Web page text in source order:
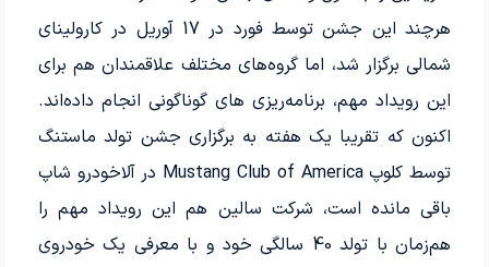
هرچند این جشن توسط فورد در 17 آوریل در کارولینای
شمالی برگزار شد، اما گروه‌های مختلف علاقمندان هم برای
این رویداد مهم، برنامه‌­ریزی های گوناگونی انجام داده‌­اند.
اکنون که تقریبا یک هفته به برگزاری جشن تولد ماستنگ
توسط کلوپ Mustang Club of America در آلاخودرو شاپ
باقی مانده است، شرکت سالین هم این رویداد مهم را
هم‌زمان با تولد 40 سالگی خود و با معرفی یک خودروی